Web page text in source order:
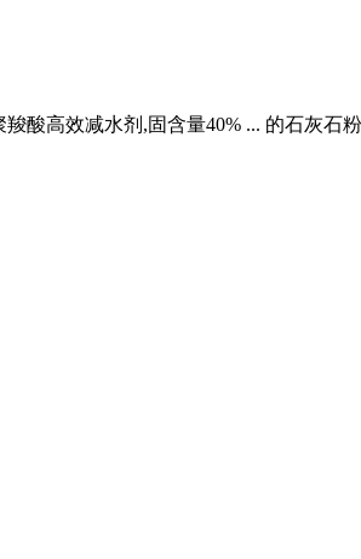
酸高效减水剂,固含量40% ... 的石灰